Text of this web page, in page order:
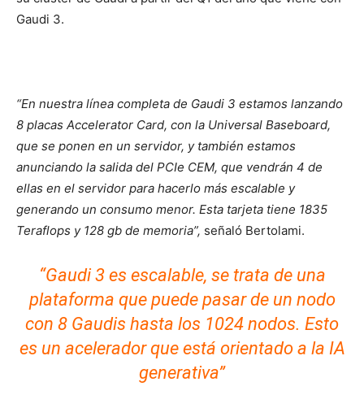
Gaudi 3.
“En nuestra línea completa de Gaudi 3 estamos lanzando
8 placas Accelerator Card, con la Universal Baseboard,
que se ponen en un servidor, y también estamos
anunciando la salida del PCIe CEM, que vendrán 4 de
ellas en el servidor para hacerlo más escalable y
generando un consumo menor. Esta tarjeta tiene 1835
Teraflops y 128 gb de memoria”, señaló Bertolami.
“Gaudi 3 es escalable, se trata de una
plataforma que puede pasar de un nodo
con 8 Gaudis hasta los 1024 nodos. Esto
es un acelerador que está orientado a la IA
generativa”